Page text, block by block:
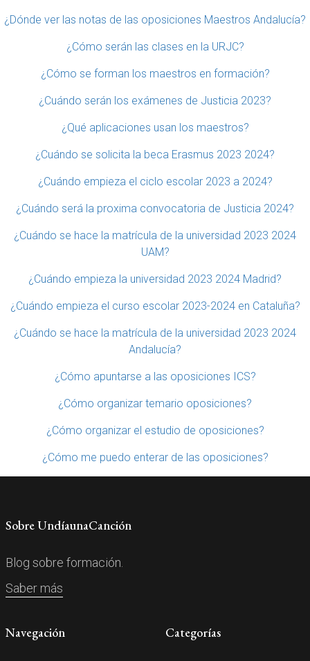
¿Dónde ver las notas de las oposiciones Maestros Andalucía?
¿Cómo serán las clases en la URJC?
¿Cómo se forman los maestros en formación?
¿Cuándo serán los exámenes de Justicia 2023?
¿Qué aplicaciones usan los maestros?
¿Cuándo se solicita la beca Erasmus 2023 2024?
¿Cuándo empieza el ciclo escolar 2023 a 2024?
¿Cuándo será la proxima convocatoria de Justicia 2024?
¿Cuándo se hace la matrícula de la universidad 2023 2024
UAM?
¿Cuándo empieza la universidad 2023 2024 Madrid?
¿Cuándo empieza el curso escolar 2023-2024 en Cataluña?
¿Cuándo se hace la matrícula de la universidad 2023 2024
Andalucía?
¿Cómo apuntarse a las oposiciones ICS?
¿Cómo organizar temario oposiciones?
¿Cómo organizar el estudio de oposiciones?
¿Cómo me puedo enterar de las oposiciones?
Sobre UndíaunaCanción
Blog sobre formación.
Saber más
Navegación Categorías